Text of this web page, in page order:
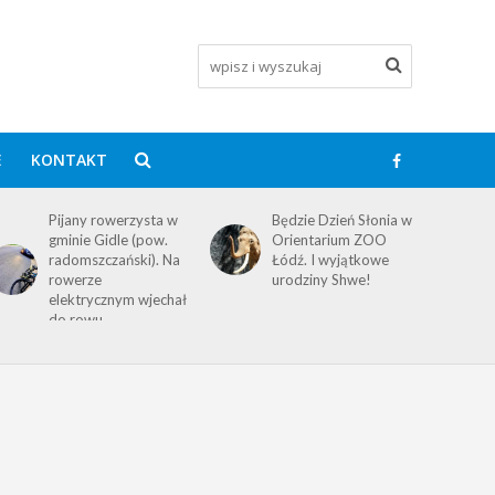
KONTAKT
Pijany rowerzysta w
gminie Gidle (pow.
radomszczański). Na
rowerze
elektrycznym wjechał
do rowu
Będzie Dzień Słonia w
Orientarium ZOO
Łódź. I wyjątkowe
urodziny Shwe!